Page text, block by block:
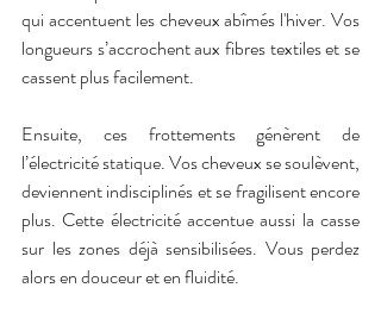
qui accentuent les cheveux abîmés l'hiver. Vos
longueurs s’accrochent aux fibres textiles et se
cassent plus facilement.
Ensuite, ces frottements génèrent de
l’électricité statique. Vos cheveux se soulèvent,
deviennent indisciplinés et se fragilisent encore
plus. Cette électricité accentue aussi la casse
sur les zones déjà sensibilisées. Vous perdez
alors en douceur et en fluidité.